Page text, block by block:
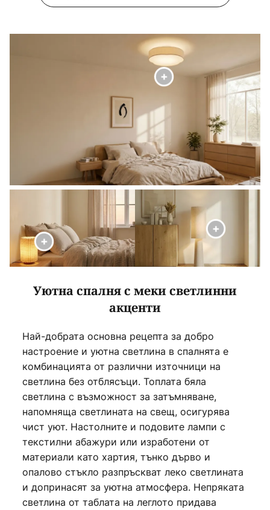
Уютна спалня с меки светлинни
акценти
Най-добрата основна рецепта за добро
настроение и уютна светлина в спалнята е
комбинацията от различни източници на
светлина без отблясъци. Топлата бяла
светлина с възможност за затъмняване,
напомняща светлината на свещ, осигурява
чист уют. Настолните и подовите лампи с
текстилни абажури или изработени от
материали като хартия, тънко дърво и
опалово стъкло разпръскват леко светлината
и допринасят за уютна атмосфера. Непряката
светлина от таблата на леглото придава